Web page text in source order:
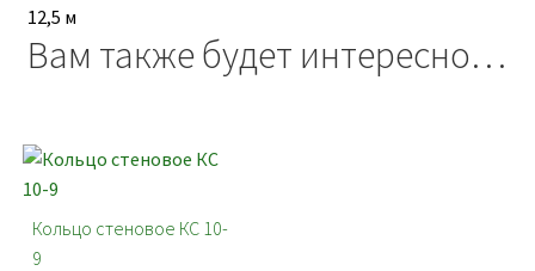
12,5 м
Вам также будет интересно…
Кольцо стеновое КС 10-
9